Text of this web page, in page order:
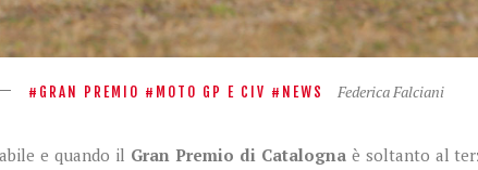
GRAN PREMIO MOTO GP E CIV NEWS Federica Falciani
e quando il Gran Premio di Catalognaè soltanto al